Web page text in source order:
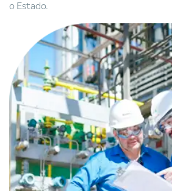
o Estado.